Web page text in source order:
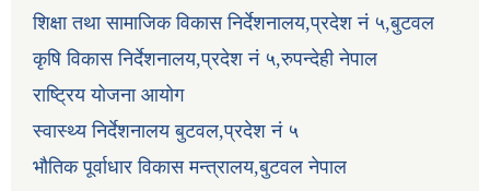
शिक्षा तथा सामाजिक विकास निर्देशनालय,प्रदेश नं ५,बुटवल
कृषि विकास निर्देशनालय,प्रदेश नं ५,रुपन्देही नेपाल
राष्ट्रिय योजना आयोग
स्वास्थ्य निर्देशनालय बुटवल,प्रदेश नं ५
भौतिक पूर्वाधार विकास मन्त्रालय,बुटवल नेपाल